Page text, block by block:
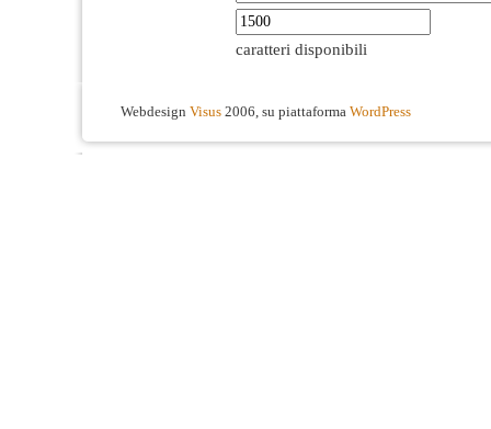
caratteri disponibili
Webdesign Visus 2006, su piattaforma WordPress